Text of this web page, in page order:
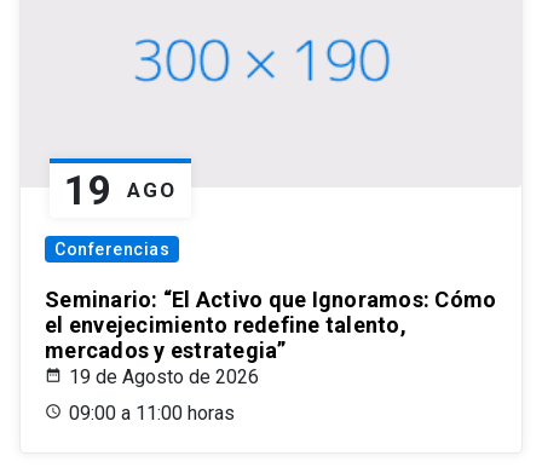
19 AGO
Conferencias
Seminario: “El Activo que Ignoramos: Cómo
el envejecimiento redefine talento,
mercados y estrategia”
19 de Agosto de 2026
09:00 a 11:00 horas